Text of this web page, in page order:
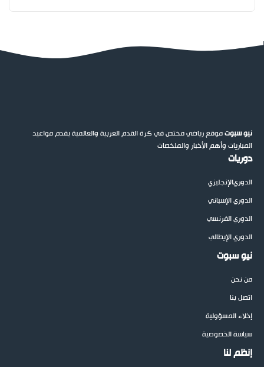
نيو سبوتموقع رياضي مختص في كرة القدم العربية والعالمية يقدم مواعيد
المباريات وأهم الأخبار والملخصات
دوريات
الدوريالإنجليزي
الدوري الإسباني
الدوري الفرنسي
الدوري الإيطالي
نيو سبوت
من نحن
اتصل بنا
إخلاء المسؤولية
سياسة الخصوصية
إنظم لنا